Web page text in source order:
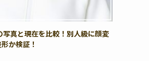
写真と現在を比較！別人級に顔変
か検証！